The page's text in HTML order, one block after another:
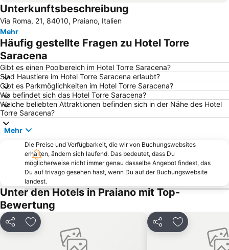
San Carlo Opera House
Porto di Napoli
Porto
Spanisches Viertel
Lido di Licola
Via Chiaia
Posillipo
Spaccanapoli
Bahnhof von Sorrent
Centro storico
Galleria Umberto I
Hafen von Sorrent
Piazza del Plebiscito
Lungomare Caracciolo
Castel Nuovo
Porto di Salerno
Flughafen Salerno-Pontecagnano
Da Michele
Cappella Sansevero
Archäologisches Nationalmuseum
San Paolo Stadium
Smaragdgrüne Grotte
Aestetica
Herculaneum
Villa San Michele
San Giuseppe
San Carlo all'Arena
Museo di Capodimonte
Fuorigrotta
Centro Storico di Agropoli
Unterkunftsbeschreibung
Via Roma, 21, 84010, Praiano, Italien
Mehr
Häufig gestellte Fragen zu Hotel Torre
Saracena
Gibt es einen Poolbereich im Hotel Torre Saracena?
Sind Haustiere im Hotel Torre Saracena erlaubt?
Gibt es Parkmöglichkeiten im Hotel Torre Saracena?
Wo befindet sich das Hotel Torre Saracena?
Welche beliebten Attraktionen befinden sich in der Nähe des Hotel
Torre Saracena?
Mehr
Die Preise und Verfügbarkeit, die wir von Buchungswebsites
erhalten, ändern sich laufend. Das bedeutet, dass Du
möglicherweise nicht immer genau dasselbe Angebot findest, das
Du auf trivago gesehen hast, wenn Du auf der Buchungswebsite
landest.
Unter den Hotels in Praiano mit Top-
Bewertung
Teilen Zu Favoriten hinzufügen Teilen Zu Favoriten